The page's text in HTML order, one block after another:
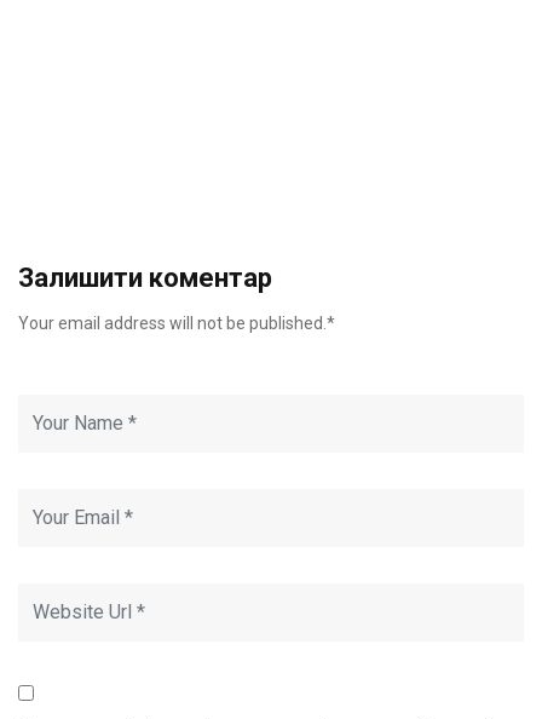
Залишити коментар
Your email address will not be published.*